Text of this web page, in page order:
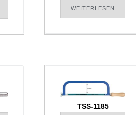
WEITERLESEN
TSS-1185